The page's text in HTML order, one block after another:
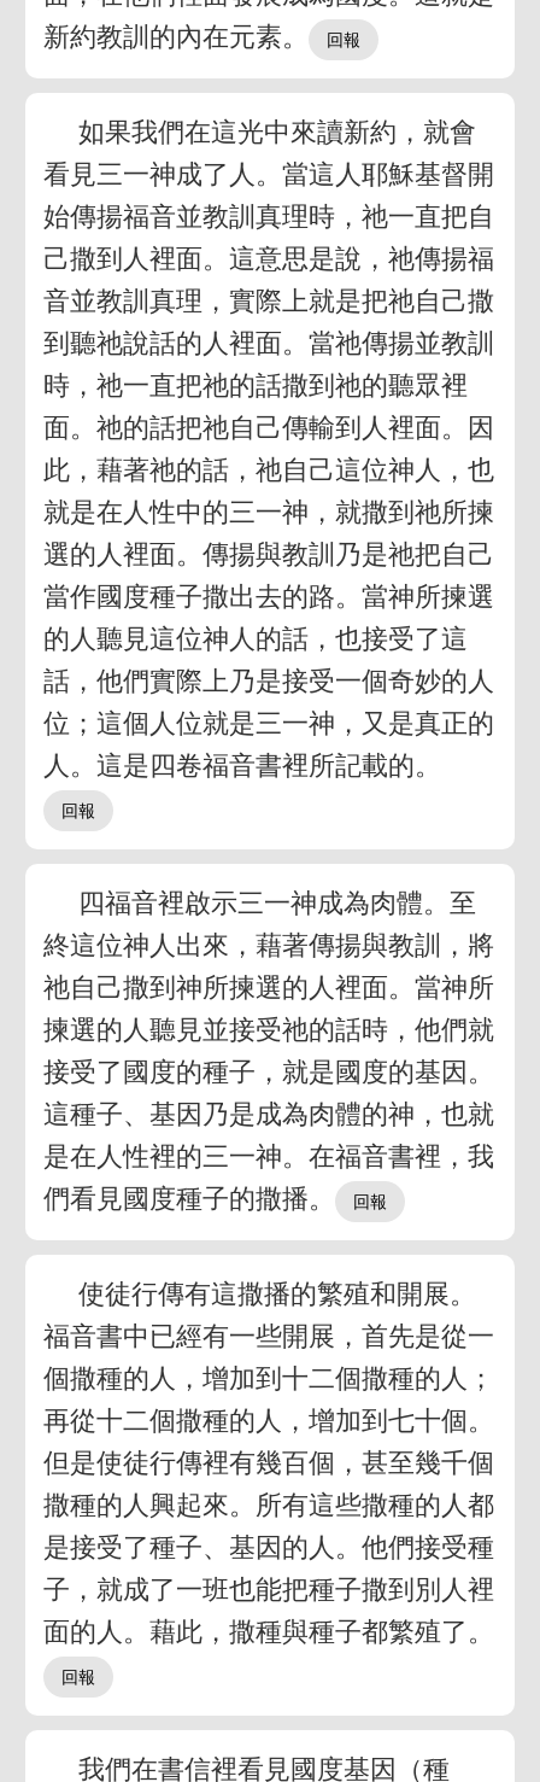
新約教訓的內在元素。
如果我們在這光中來讀新約，就會
看見三一神成了人。當這人耶穌基督開
始傳揚福音並教訓真理時，祂一直把自
己撒到人裡面。這意思是說，祂傳揚福
音並教訓真理，實際上就是把祂自己撒
到聽祂說話的人裡面。當祂傳揚並教訓
時，祂一直把祂的話撒到祂的聽眾裡
面。祂的話把祂自己傳輸到人裡面。因
此，藉著祂的話，祂自己這位神人，也
就是在人性中的三一神，就撒到祂所揀
選的人裡面。傳揚與教訓乃是祂把自己
當作國度種子撒出去的路。當神所揀選
的人聽見這位神人的話，也接受了這
話，他們實際上乃是接受一個奇妙的人
位；這個人位就是三一神，又是真正的
人。這是四卷福音書裡所記載的。
四福音裡啟示三一神成為肉體。至
終這位神人出來，藉著傳揚與教訓，將
祂自己撒到神所揀選的人裡面。當神所
揀選的人聽見並接受祂的話時，他們就
接受了國度的種子，就是國度的基因。
這種子、基因乃是成為肉體的神，也就
是在人性裡的三一神。在福音書裡，我
們看見國度種子的撒播。
使徒行傳有這撒播的繁殖和開展。
福音書中已經有一些開展，首先是從一
個撒種的人，增加到十二個撒種的人；
再從十二個撒種的人，增加到七十個。
但是使徒行傳裡有幾百個，甚至幾千個
撒種的人興起來。所有這些撒種的人都
是接受了種子、基因的人。他們接受種
子，就成了一班也能把種子撒到別人裡
面的人。藉此，撒種與種子都繁殖了。
我們在書信裡看見國度基因（種